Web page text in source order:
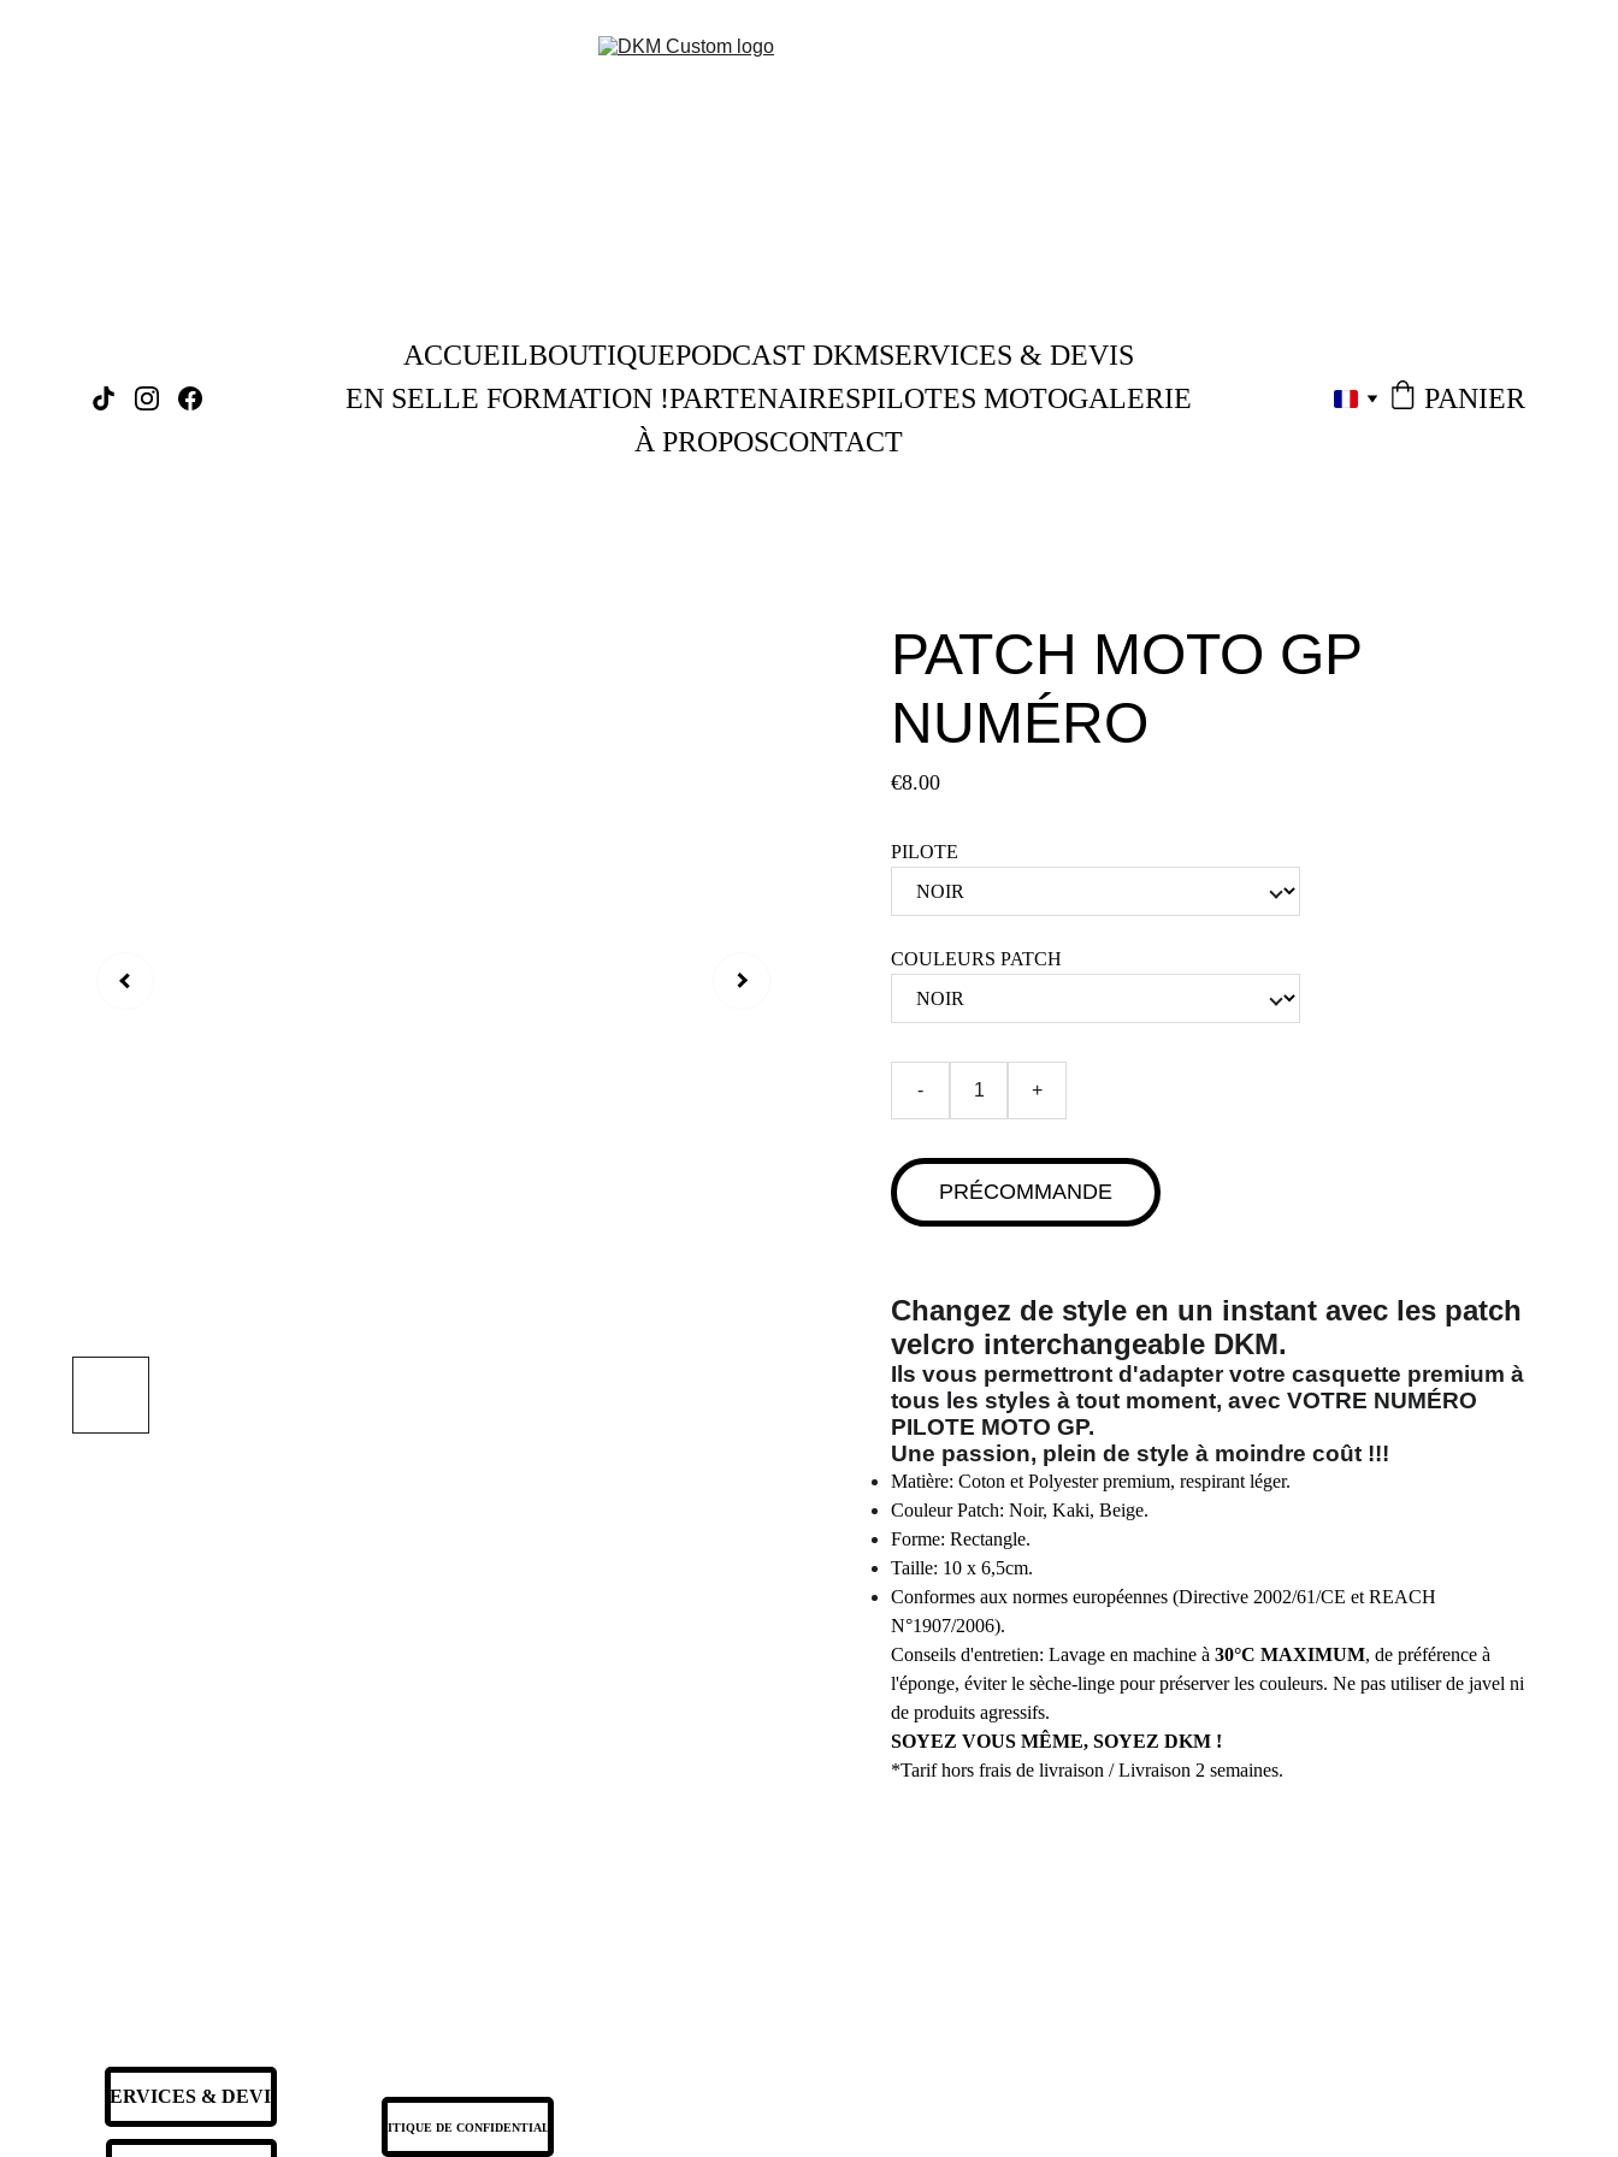
ACCUEILBOUTIQUEPODCAST DKMSERVICES & DEVIS
EN SELLE FORMATION !PARTENAIRESPILOTES MOTOGALERIE
À PROPOSCONTACT
PANIER
PATCH MOTO GP
NUMÉRO
€8.00
PILOTE
COULEURS PATCH
- +
PRÉCOMMANDE
Changez de style en un instant avec les patch
velcro interchangeable DKM.
Ils vous permettront d'adapter votre casquette premium à
tous les styles à tout moment, avec VOTRE NUMÉRO
PILOTE MOTO GP.
Une passion, plein de style à moindre coût !!!
Matière: Coton et Polyester premium, respirant léger.
Couleur Patch: Noir, Kaki, Beige.
Forme: Rectangle.
Taille: 10 x 6,5cm.
Conformes aux normes européennes (Directive 2002/61/CE et REACH
N°1907/2006).
Conseils d'entretien: Lavage en machine à 30°C MAXIMUM, de préférence à
l'éponge, éviter le sèche-linge pour préserver les couleurs. Ne pas utiliser de javel ni
de produits agressifs.
SOYEZ VOUS MÊME, SOYEZ DKM !
*Tarif hors frais de livraison / Livraison 2 semaines.
SERVICES & DEVIS
POLITIQUE DE CONFIDENTIALITÉ